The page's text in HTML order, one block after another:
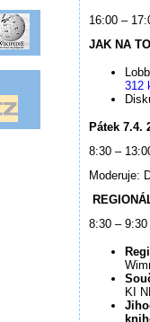
16:00 –
JAK NA
312
Pátek 7.4.
8:30 –
Moderuje:
8:30 – 9:30
KI